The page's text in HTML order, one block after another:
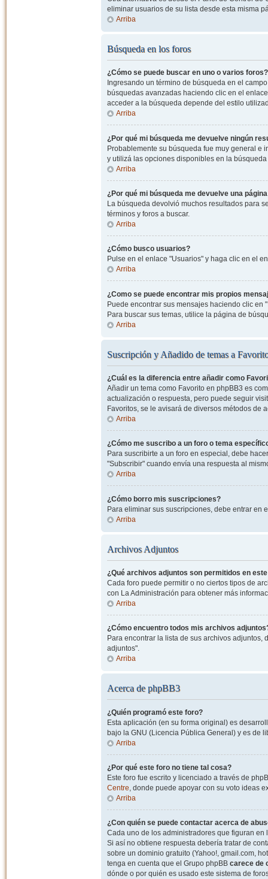
eliminar usuarios de su lista desde esta misma
Arriba
Búsqueda en los foros
¿Cómo se puede buscar en uno o varios foros?
Ingresando un término de búsqueda en el
búsquedas avanzadas haciendo clic en el
acceder a la búsqueda depende del estilo
Arriba
¿Por qué mi búsqueda me devuelve ningún
Probablemente su búsqueda fue muy general e
y utilizá las opciones disponibles en la
Arriba
¿Por qué mi búsqueda me devuelve una
La búsqueda devolvió muchos resultados para
términos y foros a buscar.
Arriba
¿Cómo busco usuarios?
Pulse en el enlace "Usuarios" y haga clic en el
Arriba
¿Como se puede encontrar mis propios
Puede encontrar sus mensajes haciendo clic en
Para buscar sus temas, utilice la página de
Arriba
Suscripción y Añadido de temas a
¿Cuál es la diferencia entre añadir como
Añadir un tema como Favorito en phpBB3 es
actualización o respuesta, pero puede seguir
Favoritos, se le avisará de diversos métodos de
Arriba
¿Cómo me suscribo a un foro o tema
Para suscribirte a un foro en especial, debe
"Subscribir" cuando envía una respuesta al
Arriba
¿Cómo borro mis suscripciones?
Para eliminar sus suscripciones, debe entrar en
Arriba
Archivos Adjuntos
¿Qué archivos adjuntos son permitidos en
Cada foro puede permitir o no ciertos tipos de
con La Administración para obtener más
Arriba
¿Cómo encuentro todos mis archivos
Para encontrar la lista de sus archivos
adjuntos".
Arriba
Acerca de phpBB3
¿Quién programó este foro?
Esta aplicación (en su forma original) es
bajo la GNU (Licencia Pública General) y es de
Arriba
¿Por qué este foro no tiene tal cosa?
Este foro fue escrito y licenciado a través de
Centre, donde puede apoyar con su voto ideas
Arriba
¿Con quién se puede contactar acerca de
Cada uno de los administradores que figuran
Si así no obtiene respuesta debería tratar de
sobre un dominio gratuito (Yahoo!, gmail.com,
tenga en cuenta que el Grupo phpBB carece de
dónde o por quién es usado este sistema de